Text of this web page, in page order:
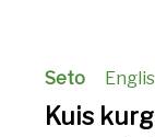
Seto
Kuis